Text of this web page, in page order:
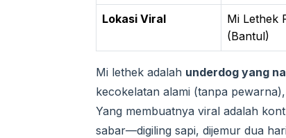
Lokasi Viral
Mi Lethek
(Bantul)
Mi lethek adalah underdog yang
kecokelatan alami (tanpa
Yang membuatnya viral adalah
sabar—digiling sapi, dijemur dua